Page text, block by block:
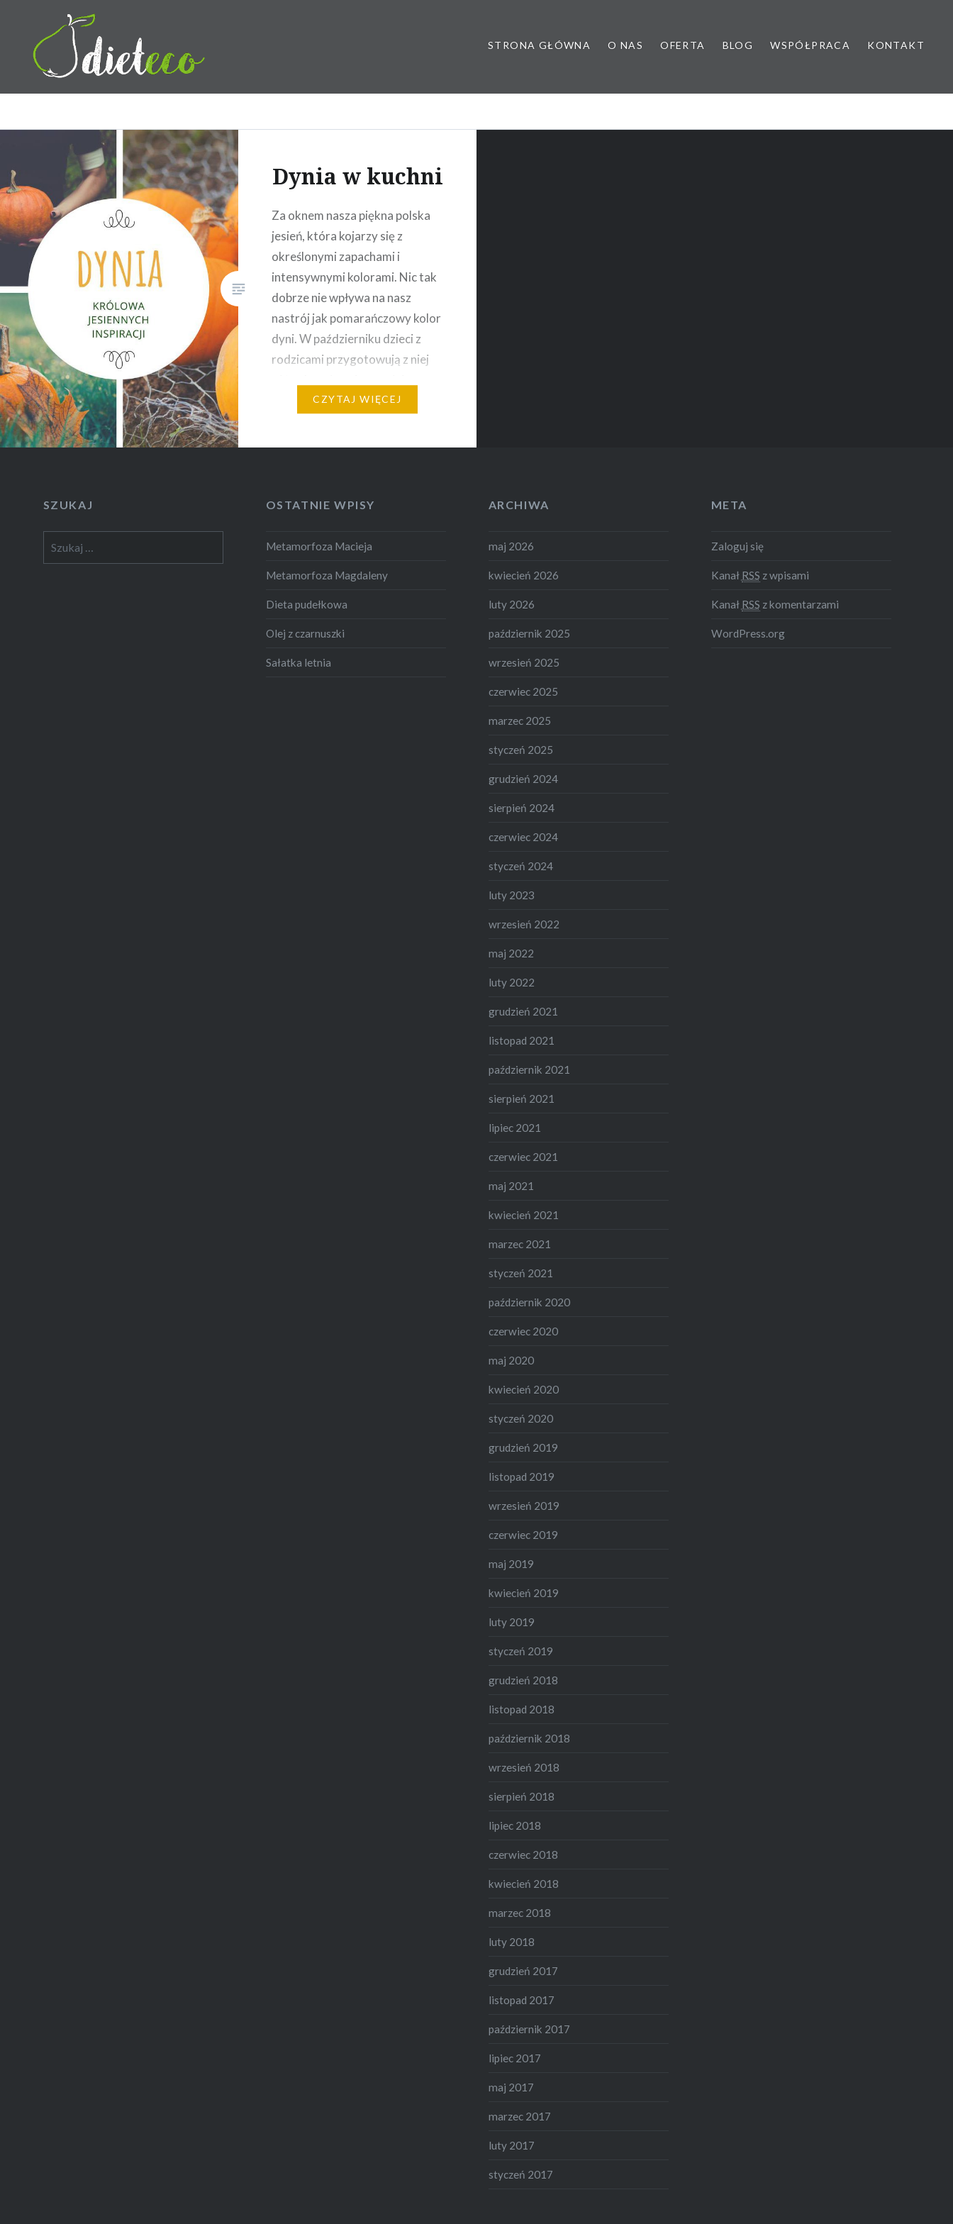
Dietetyk Bydgoszcz Toruń, poradnia dietetyczna, dietetyk dziecięcy
STRONA GŁÓWNA O NAS OFERTA BLOG WSPÓŁPRACA KONTAKT
Dynia w kuchni
Za oknem nasza piękna polska
jesień, która kojarzy się z
określonymi zapachami i
intensywnymi kolorami. Nic tak
dobrze nie wpływa na nasz
nastrój jak pomarańczowy kolor
dyni. W październiku dzieci z
rodzicami przygotowują z niej
przed domem dynie. Warto o
CZYTAJ WIĘCEJ
SZUKAJ OSTATNIE WPISY
Metamorfoza Macieja
Metamorfoza Magdaleny
Dieta pudełkowa
Olej z czarnuszki
Sałatka letnia
ARCHIWA
maj 2026
kwiecień 2026
luty 2026
październik 2025
wrzesień 2025
czerwiec 2025
marzec 2025
styczeń 2025
grudzień 2024
sierpień 2024
czerwiec 2024
styczeń 2024
luty 2023
wrzesień 2022
maj 2022
luty 2022
grudzień 2021
listopad 2021
październik 2021
sierpień 2021
lipiec 2021
czerwiec 2021
maj 2021
kwiecień 2021
marzec 2021
styczeń 2021
październik 2020
czerwiec 2020
maj 2020
kwiecień 2020
styczeń 2020
grudzień 2019
listopad 2019
wrzesień 2019
czerwiec 2019
maj 2019
kwiecień 2019
luty 2019
styczeń 2019
grudzień 2018
listopad 2018
październik 2018
wrzesień 2018
sierpień 2018
lipiec 2018
czerwiec 2018
kwiecień 2018
marzec 2018
luty 2018
grudzień 2017
listopad 2017
październik 2017
lipiec 2017
maj 2017
marzec 2017
luty 2017
styczeń 2017
META
Zaloguj się
Kanał RSS z wpisami
Kanał RSS z komentarzami
WordPress.org